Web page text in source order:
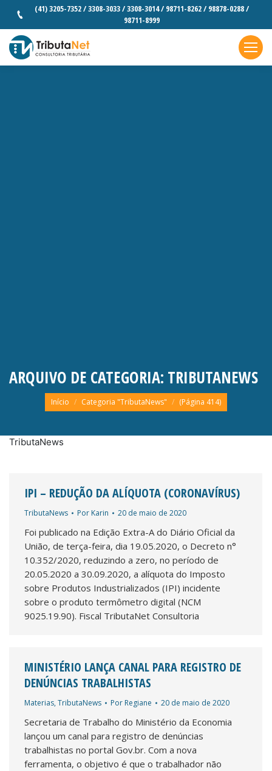
(41) 3205-7352 / 3308-3033 / 3308-3014 / 98711-8262 / 98878-0288 /
98711-8999
ARQUIVO DE CATEGORIA: TRIBUTANEWS
Você está aqui:
Início Categoria "TributaNews" (Página 414)
TributaNews
IPI – REDUÇÃO DA ALÍQUOTA (CORONAVÍRUS)
TributaNews Por Karin 20 de maio de 2020
Foi publicado na Edição Extra-A do Diário Oficial da
União, de terça-feira, dia 19.05.2020, o Decreto n°
10.352/2020, reduzindo a zero, no período de
20.05.2020 a 30.09.2020, a alíquota do Imposto
sobre Produtos Industrializados (IPI) incidente
sobre o produto termômetro digital (NCM
9025.19.90). Fiscal TributaNet Consultoria
MINISTÉRIO LANÇA CANAL PARA REGISTRO DE
DENÚNCIAS TRABALHISTAS
Materias,TributaNews Por Regiane 20 de maio de 2020
Secretaria de Trabalho do Ministério da Economia
lançou um canal para registro de denúncias
trabalhistas no portal Gov.br. Com a nova
ferramenta, o objetivo é que o trabalhador não